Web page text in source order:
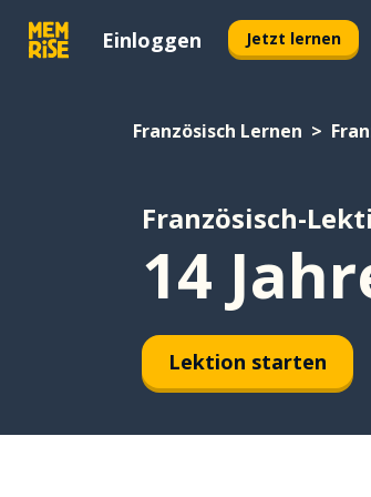
Einloggen Jetzt lernen
Französisch Lernen
Französisch-
14
Lektion starten